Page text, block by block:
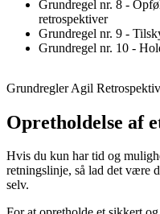
Grundregel nr. 8 -
retrospektiver
Grundregel nr. 9 -
Grundregel nr. 10 -
Grundregler Agil
Opretholdelse af
Hvis du kun har tid og
retningslinje, så lad det være
selv.